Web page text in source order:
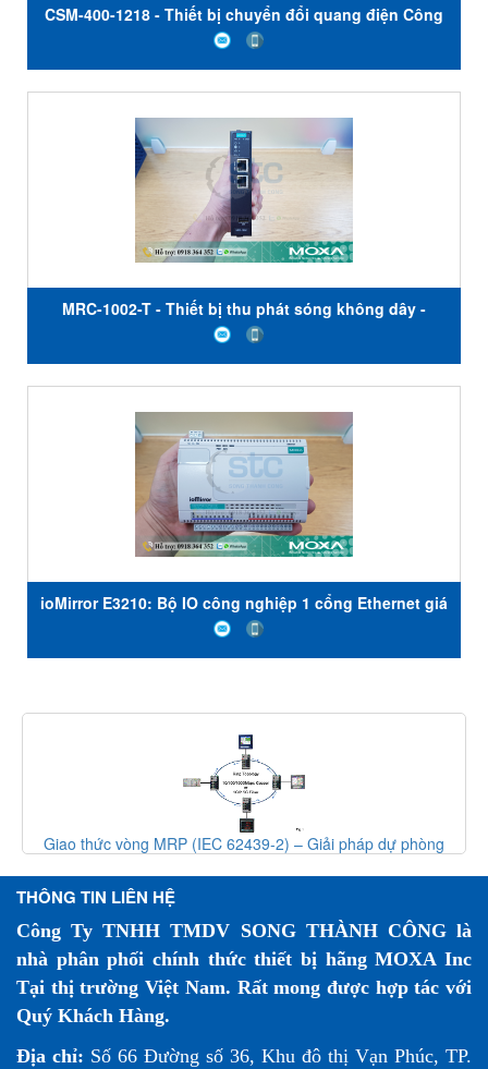
CSM-400-1218 - Thiết bị chuyển đổi quang điện Công
nghiệp - 10 / 100BaseT (X) sang 100BaseFX - Đầu nối
SC chế độ đơn Moxa Việt Nam
MRC-1002-T - Thiết bị thu phát sóng không dây -
Moxa Việt Nam
ioMirror E3210: Bộ IO công nghiệp 1 cổng Ethernet giá
rẻ, Đại Lý Moxa Việt Nam
Giao thức vòng MRP (IEC 62439-2) – Giải pháp dự phòng
THÔNG TIN LIÊN HỆ
Công Ty TNHH TMDV SONG THÀNH CÔNG là
nhà phân phối chính thức thiết bị hãng MOXA Inc
Tại thị trường Việt Nam. Rất mong được hợp tác với
Quý Khách Hàng.
Địa chỉ: Số 66 Đường số 36, Khu đô thị Vạn Phúc, TP.